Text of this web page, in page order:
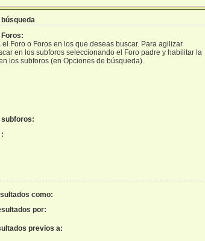
Foro o Foros en los que deseas buscar. Para agilizar
en los subforos seleccionando el Foro padre y habilitar la
los subforos (en Opciones de búsqueda).
subforos:
como:
por:
previos a: